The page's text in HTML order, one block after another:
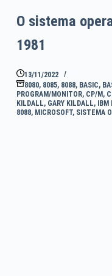
O sistema
1981
13/11/2022
8080, 8085, 8088, BASIC,
PROGRAM/MONITOR, CP/M ,
KILDALL, GARY KILDALL, IBM
8088, MICROSOFT, SISTEMA